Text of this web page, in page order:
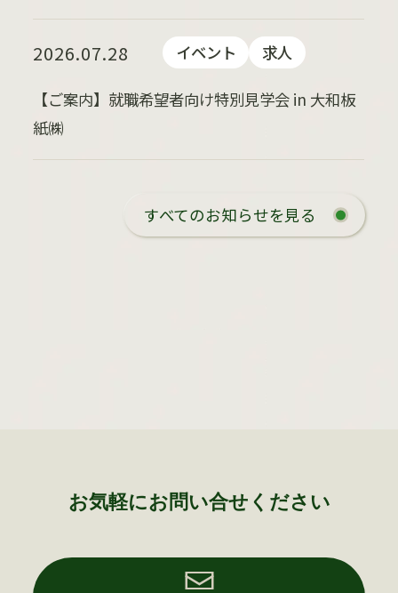
2026.07.28 イベント 求人
【ご案内】就職希望者向け特別見学会 in 大和板
紙㈱
すべてのお知らせを見る
お気軽にお問い合せください